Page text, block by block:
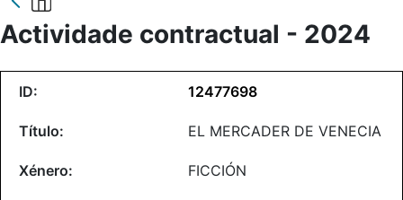
Actividade contractual - 2024
12477698
EL MERCADER DE VENECIA
FICCIÓN